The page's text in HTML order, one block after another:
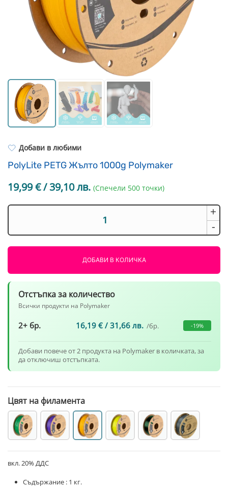
Легло за 3D принтер
FEP филми
Добави в любими
PolyLite PETG Жълто 1000g Polymaker
19,99€/ 39,10 лв. (Спечели 500 точки)
-
PolyLite
PETG
Жълто
+
ДОБАВИ В КОЛИЧКА
Отстъпка за количество
Всички продукти на Polymaker
2+ бр. 16,19 € / 31,66 лв. /бр. -19%
Добави повече от 2 продукта на Polymaker в количката, за
да отключиш отстъпката.
Цвят на филамента
вкл. 20% ДДС
Съдържание : 1 кг.